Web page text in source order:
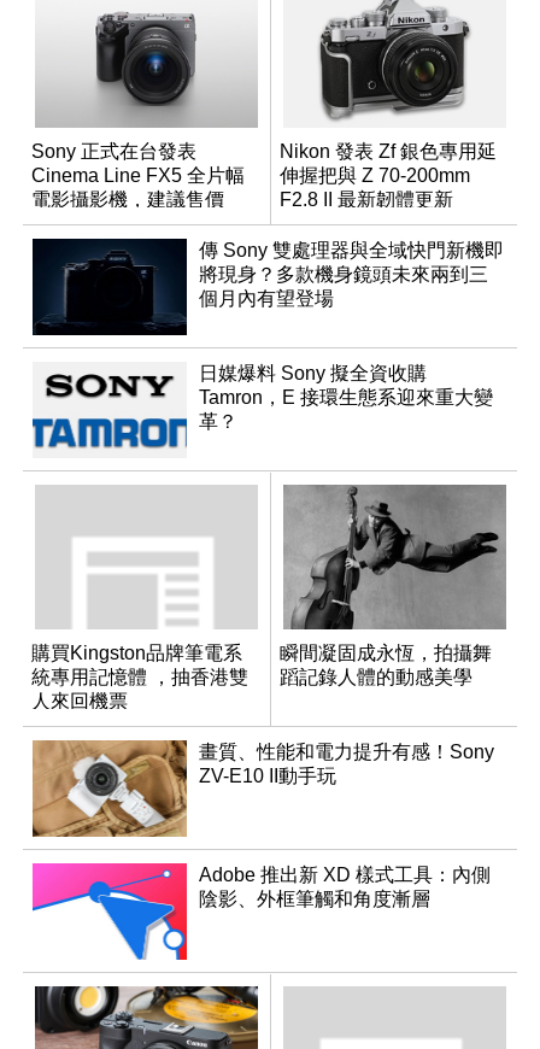
Sony 正式在台發表
Cinema Line FX5 全片幅
電影攝影機，建議售價
NT$144,980
Nikon 發表 Zf 銀色專用延
伸握把與 Z 70-200mm
F2.8 II 最新韌體更新
傳 Sony 雙處理器與全域快門新機即
將現身？多款機身鏡頭未來兩到三
個月內有望登場
日媒爆料 Sony 擬全資收購
Tamron，E 接環生態系迎來重大變
革？
購買Kingston品牌筆電系
統專用記憶體 ，抽香港雙
人來回機票
瞬間凝固成永恆，拍攝舞
蹈記錄人體的動感美學
畫質、性能和電力提升有感！Sony
ZV-E10 II動手玩
Adobe 推出新 XD 樣式工具：內側
陰影、外框筆觸和角度漸層